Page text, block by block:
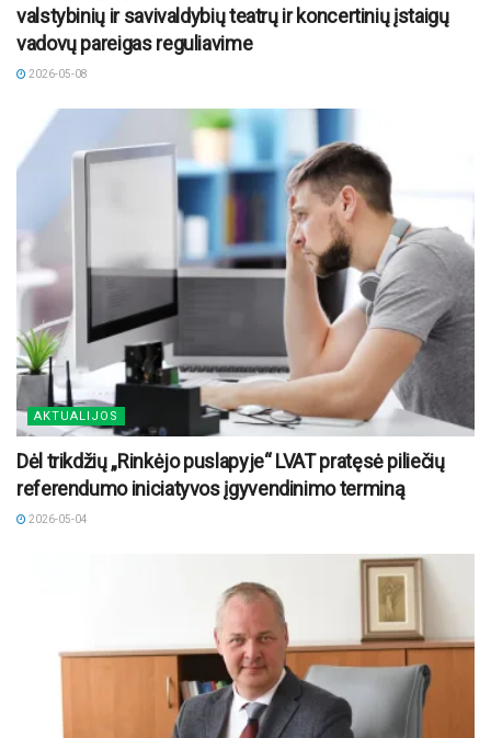
valstybinių ir savivaldybių teatrų ir koncertinių įstaigų
vadovų pareigas reguliavime
2026-05-08
AKTUALIJOS
Dėl trikdžių „Rinkėjo puslapyje“ LVAT pratęsė piliečių
referendumo iniciatyvos įgyvendinimo terminą
2026-05-04